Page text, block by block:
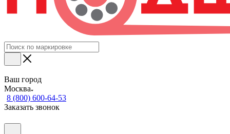
Ваш город
Москва
8 (800) 600-64-53
Заказать звонок